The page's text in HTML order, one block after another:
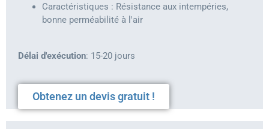
Caractéristiques : Résistance aux intempéries,
bonne perméabilité à l'air
Délai d'exécution: 15-20 jours
Obtenez un devis gratuit !